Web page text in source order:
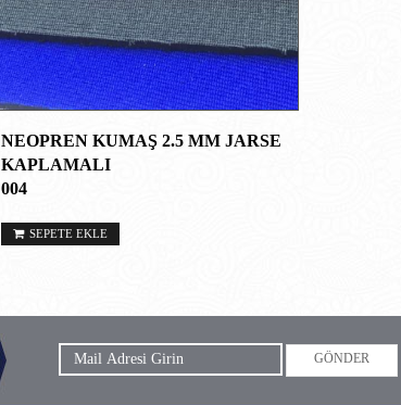
NEOPREN KUMAŞ 2.5 MM JARSE
KAPLAMALI
004
SEPETE EKLE
GÖNDER